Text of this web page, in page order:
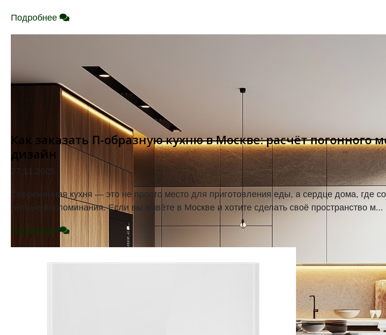
Подробнее
Как заказать П-образную кухню в Москве: расчёт
дизайн
27.11.2025
Современная кухня — это не просто место для приготовления еды, а сердце дома, где
тёплые воспоминания. Если вы живёте в Москве и хотите сделать своё пространство м...
Подробнее